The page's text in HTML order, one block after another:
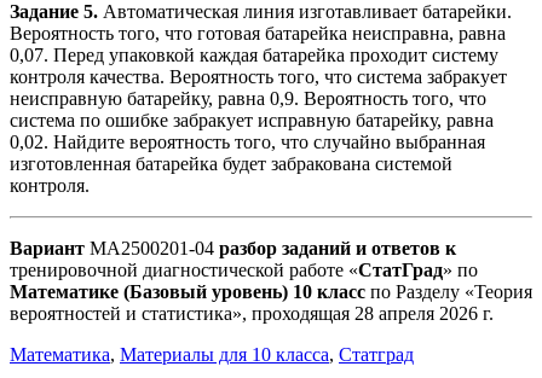
Задание 5. Автоматическая линия изготавливает батарейки.
Вероятность того, что готовая батарейка неисправна, равна
0,07. Перед упаковкой каждая батарейка проходит систему
контроля качества. Вероятность того, что система забракует
неисправную батарейку, равна 0,9. Вероятность того, что
система по ошибке забракует исправную батарейку, равна
0,02. Найдите вероятность того, что случайно выбранная
изготовленная батарейка будет забракована системой
контроля.
Вариант МА2500201-04 разбор заданий и ответов к
тренировочной диагностической работе «СтатГрад» по
Математике (Базовый уровень) 10 класс по Разделу «Теория
вероятностей и статистика», проходящая 28 апреля 2026 г.
Математика, Материалы для 10 класса, Статград